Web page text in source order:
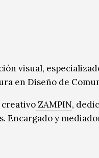
visual,
en Diseño de
ZAMPIN,
Encargado y